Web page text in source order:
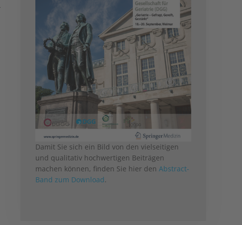
Damit Sie sich ein Bild von den vielseitigen
und qualitativ hochwertigen Beiträgen
machen können, finden Sie hier den Abstract-
Band zum Download.